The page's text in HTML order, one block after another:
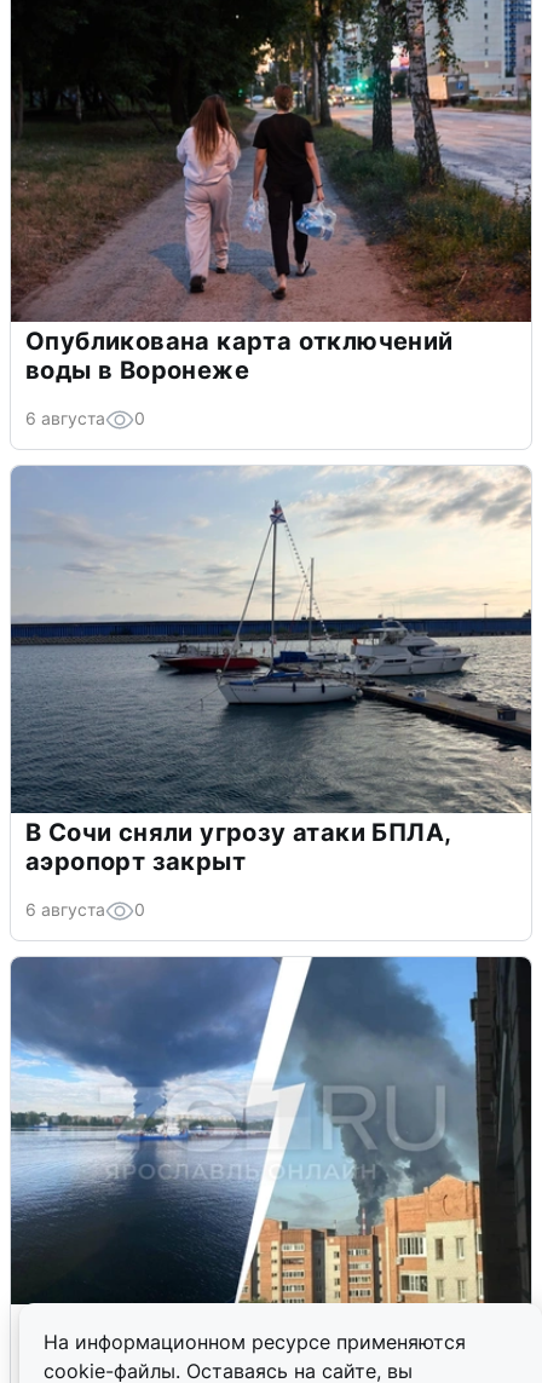
На информационном ресурсе применяются
cookie-файлы. Оставаясь на сайте, вы
Опубликована карта отключений
воды в Воронеже
6 августа 0
В Сочи сняли угрозу атаки БПЛА,
аэропорт закрыт
6 августа 0
попадания и последствия